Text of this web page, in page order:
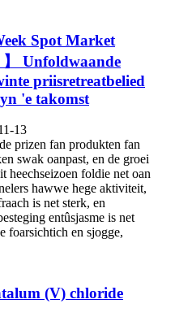
Spot Market
Unfoldwaande
priisretreatbelied
'e takomst
13
prizen fan produkten fan
swak oanpast, en de groei
heechseizoen foldie net oan
hawwe hege aktiviteit,
is net sterk, en
entûsjasme is net
foarsichtich en sjogge,
(V) chloride